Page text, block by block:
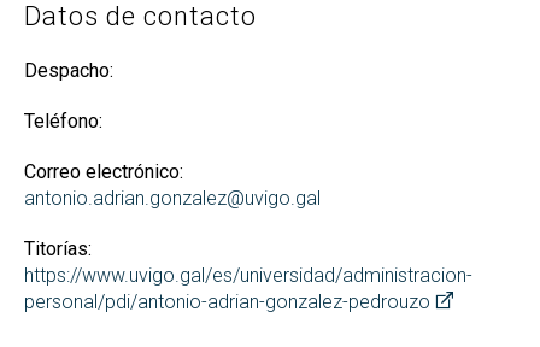
Datos de contacto
Despacho:
Teléfono:
Correo electrónico:
antonio.adrian.gonzalez@uvigo.gal
Titorías:
https://www.uvigo.gal/es/universidad/administracion-
personal/pdi/antonio-adrian-gonzalez-pedrouzo